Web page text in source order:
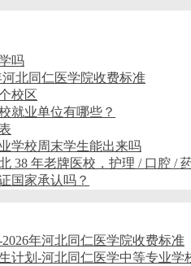
吗
北同仁医学院收费标准
校区
就业单位有哪些？
学校周末学生能出来吗
38 年老牌医校，护理 / 口腔 /
国家承认吗？
年河北同仁医学院收费标准
计划-河北同仁医学中等专业学